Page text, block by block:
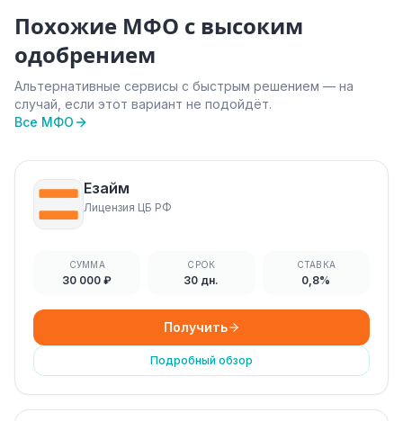
Похожие МФО с высоким
одобрением
Альтернативные сервисы с быстрым решением — на
случай, если этот вариант не подойдёт.
Все МФО
Езайм
Лицензия ЦБ РФ
СУММА
30 000 ₽
СРОК
30 дн.
СТАВКА
0,8%
Получить
Подробный обзор